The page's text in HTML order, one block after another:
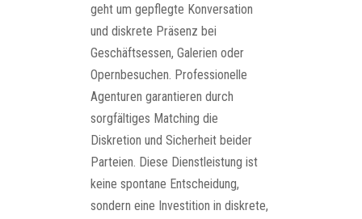
geht um gepflegte Konversation
und diskrete Präsenz bei
Geschäftsessen, Galerien oder
Opernbesuchen. Professionelle
Agenturen garantieren durch
sorgfältiges Matching die
Diskretion und Sicherheit beider
Parteien. Diese Dienstleistung ist
keine spontane Entscheidung,
sondern eine Investition in diskrete,